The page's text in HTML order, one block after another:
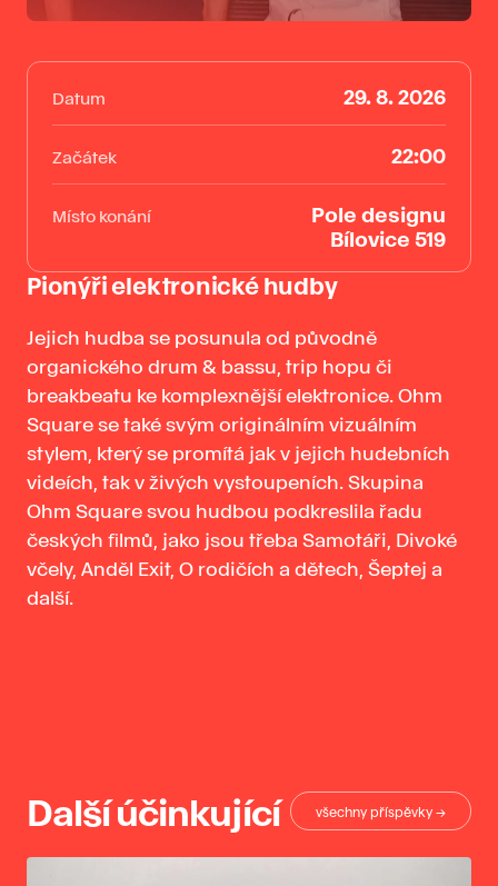
Datum 29. 8. 2026
Začátek 22:00
Místo konání
Pole designu
Bílovice 519
Pionýři elektronické hudby
Jejich hudba se posunula od původně
organického drum & bassu, trip hopu či
breakbeatu ke komplexnější elektronice. Ohm
Square se také svým originálním vizuálním
stylem, který se promítá jak v jejich hudebních
videích, tak v živých vystoupeních. Skupina
Ohm Square svou hudbou podkreslila řadu
českých ﬁlmů, jako jsou třeba Samotáři, Divoké
včely, Anděl Exit, O rodičích a dětech, Šeptej a
další.
Další účinkující všechny příspěvky →